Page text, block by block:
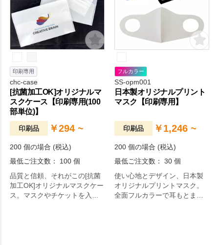
印刷専用
chc-case
[抗菌加工OK]オリジナルマ
スクケース【印刷専用(100
部単位)】
印刷品 ￥294 ~
200 個の場合 (税込)
最低ご注文数： 100 個
品質と信頼、それがこの[抗菌
加工OK]オリジナルマスクケー
ス。マスクやチケットを入れ
フルカラー
SS-opm001
日本製オリジナルプリント
マスク【印刷専用】
印刷品 ￥1,246 ~
200 個の場合 (税込)
最低ご注文数： 30 個
使い心地とデザイン、日本製
オリジナルプリントマスク。
全面フルカラーで耳もとまで